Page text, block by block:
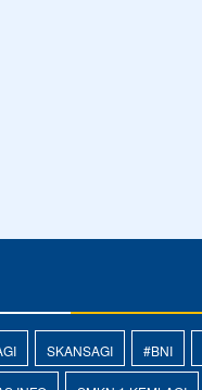
SKANSAGI #BNI